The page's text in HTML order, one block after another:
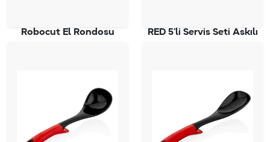
Robocut El Rondosu RED 5’li Servis Seti Askılı